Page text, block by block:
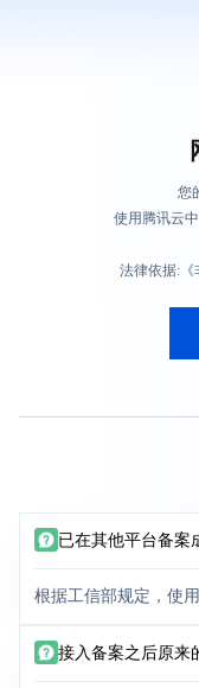
您
使用腾讯云
法律依据:《
已在其他平台备案
根据工信部规定，使
接入备案之后原来